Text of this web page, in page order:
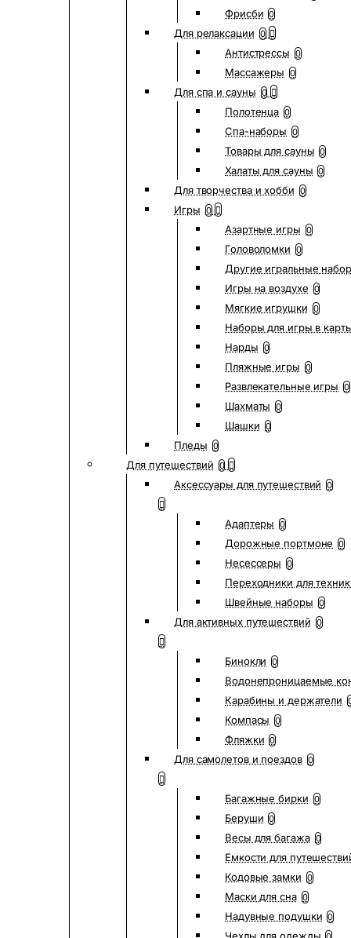
Фрисби 0
Для релаксации 0
Антистрессы 0
Массажеры 0
Для спа и сауны 0
Полотенца 0
Спа-наборы 0
Товары для сауны 0
Халаты для сауны 0
Для творчества и хобби 0
Игры 0
Азартные игры 0
Головоломки 0
Другие игральные
Игры на воздухе 0
Мягкие игрушки 0
Наборы для игры в
Нарды 0
Пляжные игры 0
Развлекательные игры 0
Шахматы 0
Шашки 0
Пледы 0
Для путешествий 0
Аксессуары для путешествий 0
Адаптеры 0
Дорожные портмоне 0
Несессеры 0
Переходники для
Швейные наборы 0
Для активных путешествий 0
Бинокли 0
Водонепроницаемые
Карабины и держатели
Компасы 0
Фляжки 0
Для самолетов и поездов 0
Багажные бирки 0
Беруши 0
Весы для багажа 0
Емкости для
Кодовые замки 0
Маски для сна 0
Надувные подушки 0